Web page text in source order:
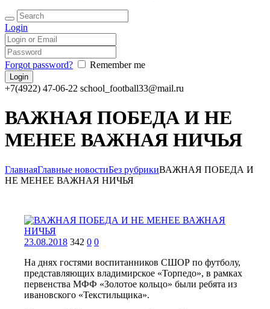
Login
Forgot password? Remember me
+7(4922) 47-06-22 school_football33@mail.ru
ВАЖНАЯ ПОБЕДА И НЕ
МЕНЕЕ ВАЖНАЯ НИЧЬЯ
ГлавнаяГлавные новостиБез рубрикиВАЖНАЯ ПОБЕДА И
НЕ МЕНЕЕ ВАЖНАЯ НИЧЬЯ
23.08.2018 342 0 0
На днях гостями воспитанников СШОР по футболу,
представляющих владимирское «Торпедо», в рамках
первенства МФФ «Золотое кольцо» были ребята из
ивановского «Текстильщика».